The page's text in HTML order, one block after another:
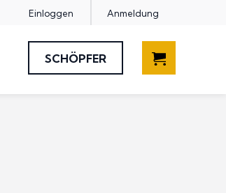
Einloggen Anmeldung
SCHÖPFER